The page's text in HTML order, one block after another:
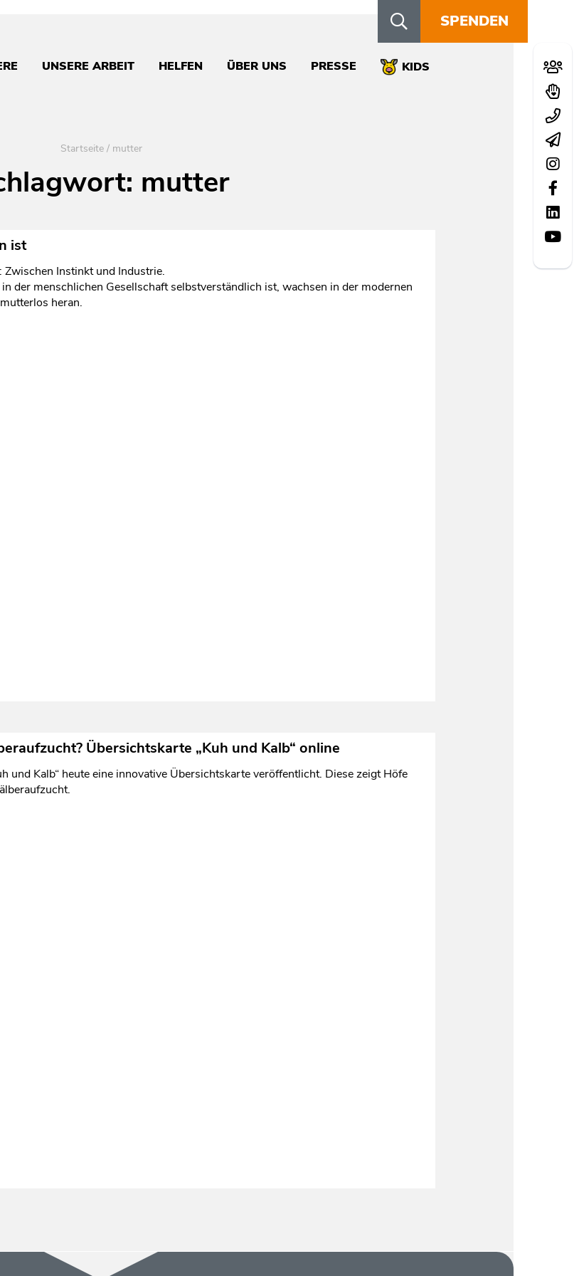
SPENDEN
UNSERE ARBEIT HELFEN ÜBER UNS PRESSE KIDS
Startseite/ mutter
mutter
ist
Instinkt und Industrie.
der menschlichen Gesellschaft selbstverständlich ist, wachsen in der modernen
heran.
Übersichtskarte „Kuh und Kalb“ online
und Kalb“ heute eine innovative Übersichtskarte veröffentlicht. Diese zeigt Höfe